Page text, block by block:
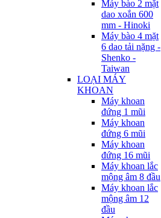
Máy bào 2 mặt
dao xoắn 600
mm - Hinoki
Máy bào 4 mặt
6 dao tải nặng -
Shenko -
Taiwan
LOẠI MÁY
KHOAN
Máy khoan
đứng 1 mũi
Máy khoan
đứng 6 mũi
Máy khoan
đứng 16 mũi
Máy khoan lắc
mộng âm 8 đầu
Máy khoan lắc
mộng âm 12
đầu